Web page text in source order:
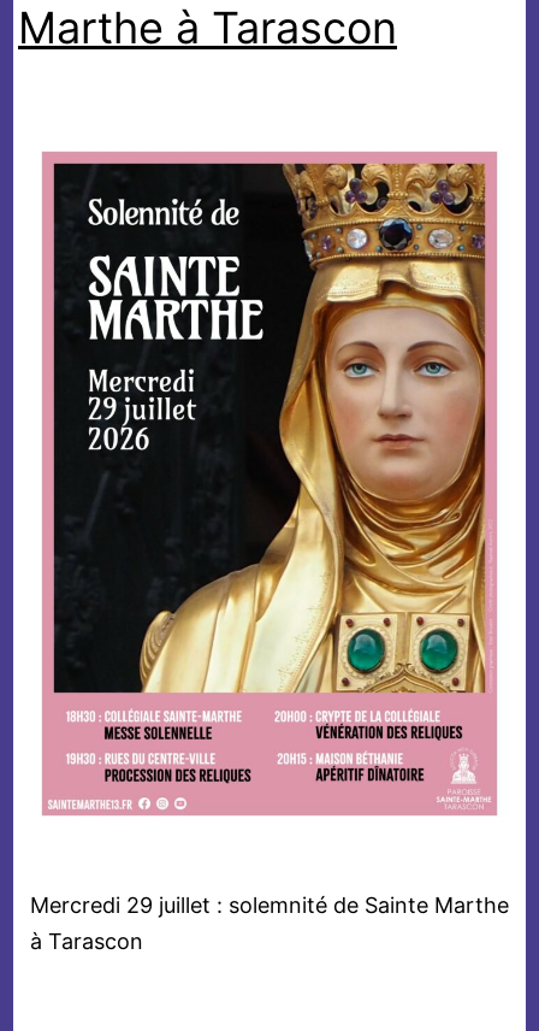
Marthe à Tarascon
Mercredi 29 juillet : solemnité de Sainte Marthe
à Tarascon